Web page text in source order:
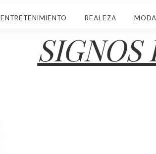
ENTRETENIMIENTO REALEZA MODA
SIGNOS